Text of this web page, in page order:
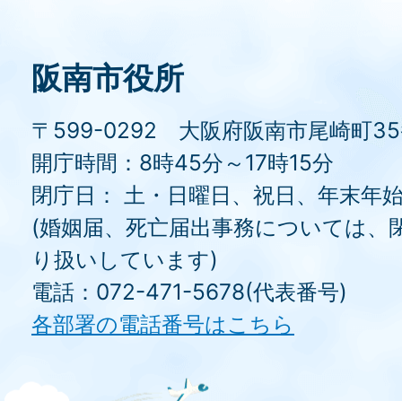
阪南市役所
〒599-0292 大阪府阪南市尾崎町35
開庁時間：8時45分～17時15分
閉庁日： 土・日曜日、祝日、年末年
(婚姻届、死亡届出事務については、
り扱いしています)
電話：072-471-5678(代表番号)
各部署の電話番号はこちら